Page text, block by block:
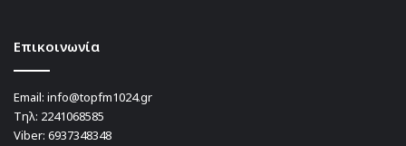
Επικοινωνία
Email: info@topfm1024.gr
Τηλ: 2241068585
Viber: 6937348348